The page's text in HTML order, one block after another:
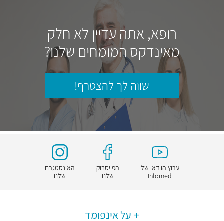
רופא, אתה עדיין לא חלק
מאינדקס המומחים שלנו?
שווה לך להצטרף!
ערוץ הוידאו של
Infomed
הפייסבוק
שלנו
האינסטגרם
שלנו
על אינפומד